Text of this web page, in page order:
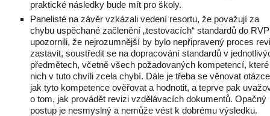
praktické následky bude mít pro školy.
Panelisté na závěr vzkázali vedení resortu, že považují za
chybu uspěchané začlenění „testovacích“ standardů do
upozornili, že nejrozumnější by bylo nepřipravený proces
zastavit, soustředit se na dopracování standardů v
předmětech, včetně všech požadovaných kompetencí,
nich v tuto chvíli zcela chybí. Dále je třeba se věnovat
jak tyto kompetence ověřovat a hodnotit, a teprve pak
o tom, jak provádět revizi vzdělávacích dokumentů. Opačný
postup je nesmyslný a nemůže vést k dobrému výsledku.